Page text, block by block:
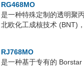
RG468MO
是一种特殊定制的透明聚
北欧化工成核技术 (BNT)
RJ768MO
是一种基于专有的